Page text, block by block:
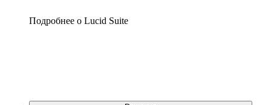
Подробнее о Lucid Suite